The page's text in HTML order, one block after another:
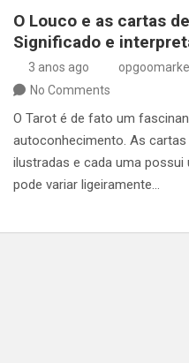
O Louco e as cartas
Significado e
3 anos ago
No Comments
O Tarot é de fato um
autoconhecimento. As
ilustradas e cada uma possui
pode variar ligeiramente…